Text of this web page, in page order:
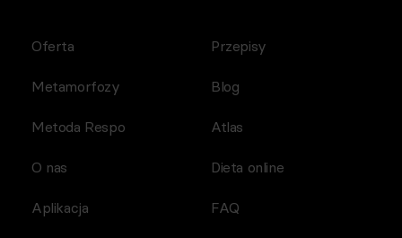
Oferta
Metamorfozy
Metoda Respo
O nas
Aplikacja
Przepisy
Blog
Atlas
Dieta online
FAQ